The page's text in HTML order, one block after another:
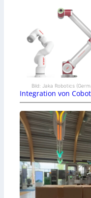
Bild: Jaka Robotics
Integration von